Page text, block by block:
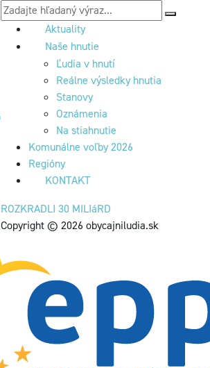
Aktuality
Naše hnutie
Ľudia v hnutí
Reálne výsledky hnutia
Stanovy
Oznámenia
Na stiahnutie
Komunálne voľby 2026
Regióny
KONTAKT
ROZKRADLI 30 MILIáRD
Copyright © 2026 obycajniludia.sk